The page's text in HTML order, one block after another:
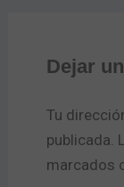
Dejar
Tu
publicada.
marcados